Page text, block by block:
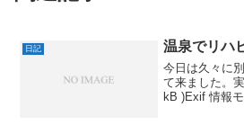
日記 温泉でリハ
今日は久々に
て来ました。
kB )Exif 情報